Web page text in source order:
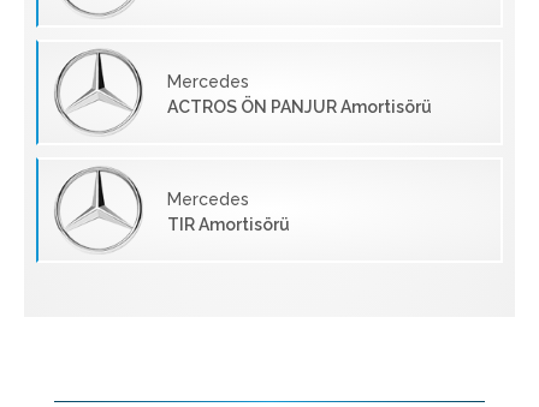
Mercedes
ACTROS ÖN PANJUR Amortisörü
Mercedes
TIR Amortisörü